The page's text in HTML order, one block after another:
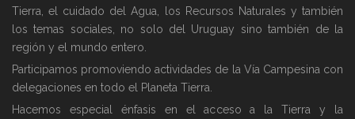
Tierra, el cuidado del Agua, los Recursos Naturales y también
los temas sociales, no solo del Uruguay sino también de la
región y el mundo entero.
Participamos promoviendo actividades de la Vía Campesina con
delegaciones en todo el Planeta Tierra.
Hacemos especial énfasis en el acceso a la Tierra y la